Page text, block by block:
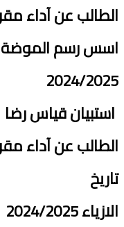
الطالب عن آداء
اسس رسم الموضة
2024/2025
استبيان قياس رضا
الطالب عن آداء
تاريخ
الازياء 2024/2025